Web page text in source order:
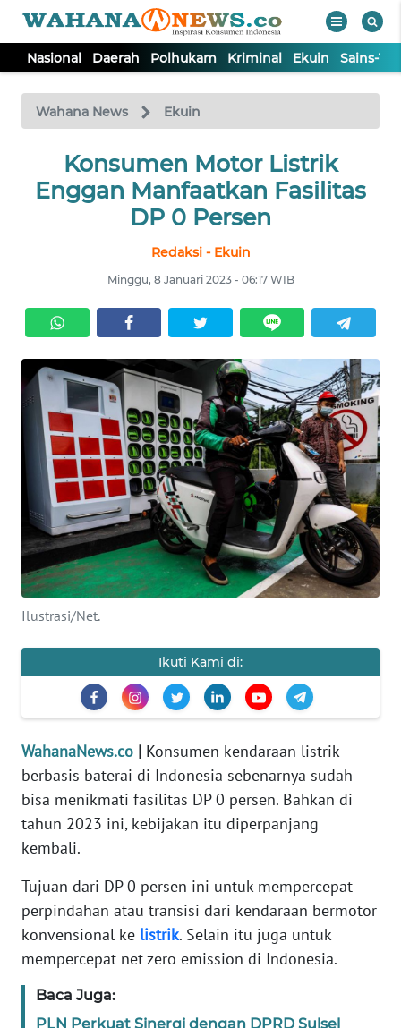
Nasional Daerah Polhukam Kriminal Ekuin Sains-
Wahana News Ekuin
Konsumen Motor Listrik
Enggan Manfaatkan Fasilitas
DP 0 Persen
Redaksi - Ekuin
Minggu, 8 Januari 2023 - 06:17 WIB
Ilustrasi/Net.
Ikuti Kami di:
WahanaNews.co | Konsumen kendaraan listrik
berbasis baterai di Indonesia sebenarnya sudah
bisa menikmati fasilitas DP 0 persen. Bahkan di
tahun 2023 ini, kebijakan itu diperpanjang
kembali.
Tujuan dari DP 0 persen ini untuk mempercepat
perpindahan atau transisi dari kendaraan bermotor
konvensional ke listrik. Selain itu juga untuk
mempercepat net zero emission di Indonesia.
Baca Juga:
PLN Perkuat Sinergi dengan DPRD Sulsel
TV
Tutup
NASIONAL
KRIMINAL
EKUIN
SAINS-TEKNO
KESEHATAN
INTERNASIONAL
SERBA-SERBI
PENDIDIKAN
EDITORIAL
Informasi
INDEKS
KONTAK
KAMI
IKLAN